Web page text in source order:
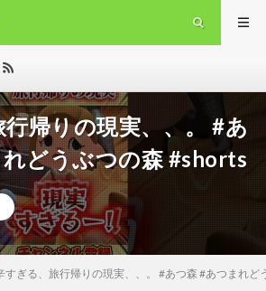
帰りの現実、、。 #あ
どうぶつの森 #shorts
すぎる、旅行帰りの現実、、。 #あつ森 #あつまれど